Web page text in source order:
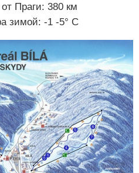
Праги: 380 км
зимой: -1 -5° C